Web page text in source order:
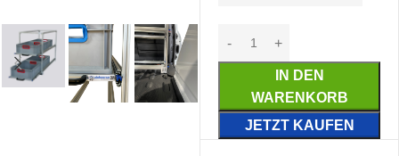
IN DEN
WARENKORB
JETZT KAUFEN